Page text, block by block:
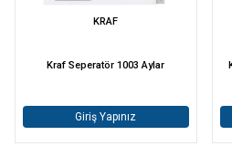
KRAF
Kraf Seperatör 1003 Aylar
Giriş Yapınız